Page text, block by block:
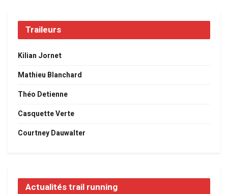
Traileurs
Kilian Jornet
Mathieu Blanchard
Théo Detienne
Casquette Verte
Courtney Dauwalter
Actualités trail running